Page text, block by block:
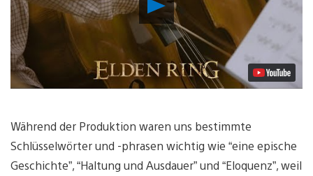
abspielen
Während der Produktion waren uns bestimmte
Schlüsselwörter und -phrasen wichtig wie “eine epische
Geschichte”, “Haltung und Ausdauer” und “Eloquenz”, weil